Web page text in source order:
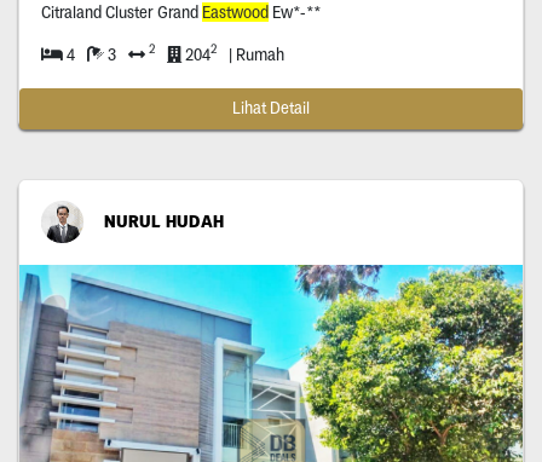
Citraland Cluster Grand Eastwood Ew*-**
4 3 2 2042 | Rumah
Lihat Detail
NURUL HUDAH